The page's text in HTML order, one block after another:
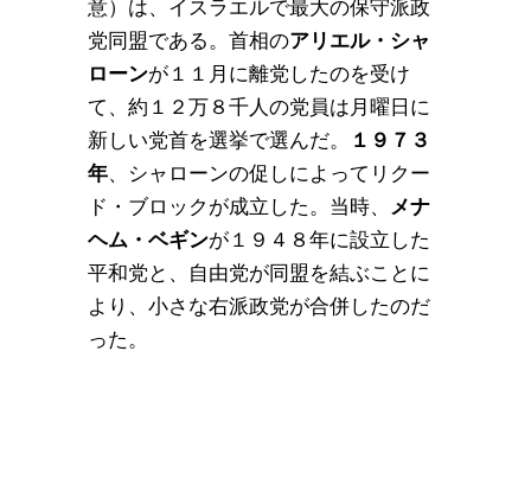
意）は、イスラエルで最大の保守派政
党同盟である。首相のアリエル・シャ
ローンが１１月に離党したのを受け
て、約１２万８千人の党員は月曜日に
新しい党首を選挙で選んだ。
１９７３
年、シャローンの促しによってリクー
ド・ブロックが成立した。当時、 メナ
ヘム・ベギンが１９４８年に設立した
平和党と、自由党が同盟を結ぶことに
より、小さな右派政党が合併したのだ
った。